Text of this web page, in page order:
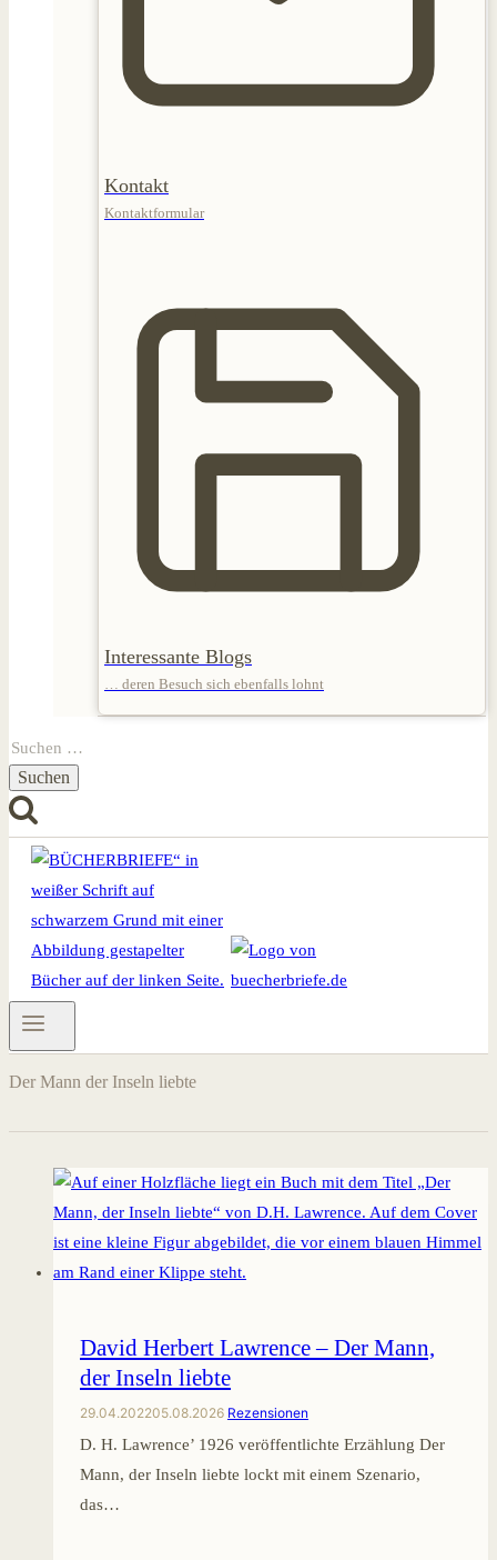
Kontakt
Kontaktformular
Interessante Blogs
… deren Besuch sich ebenfalls lohnt
Suchen
nach:
Der Mann der Inseln liebte
David Herbert Lawrence – Der Mann,
der Inseln liebte
29.04.202205.08.2026 Rezensionen
D. H. Lawrence’ 1926 veröffentlichte Erzählung Der
Mann, der Inseln liebte lockt mit einem Szenario,
das…